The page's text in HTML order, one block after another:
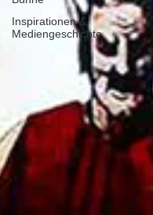
Inspirationen &
Mediengeschichte